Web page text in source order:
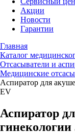
Акции
Новости
Гарантии
Главная
Каталог
Отсасыватели и
Медицинские
Аспиратор для
EV
Аспиратор